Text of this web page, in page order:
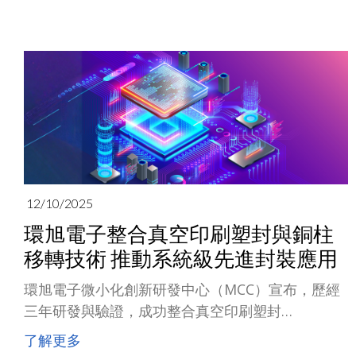
12/10/2025
環旭電子整合真空印刷塑封與銅柱
移轉技術 推動系統級先進封裝應用
環旭電子微小化創新研發中心（MCC）宣布，歷經
三年研發與驗證，成功整合真空印刷塑封
（Vacuum Printing Encapsulation, VPE）技術與
了解更多